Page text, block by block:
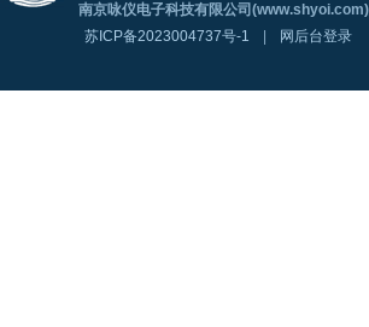
南京咏仪电子科技有限公司
苏ICP备2023004737号-1
网后台登录